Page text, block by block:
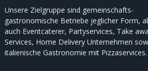
Unsere Zielgruppe sind gemeinschafts-
gastronomische Betriebe jeglicher Form,
auch Eventcaterer, Partyservices, Take
Services, Home Delivery Unternehmen
italienische Gastronomie mit Pizzaservices.